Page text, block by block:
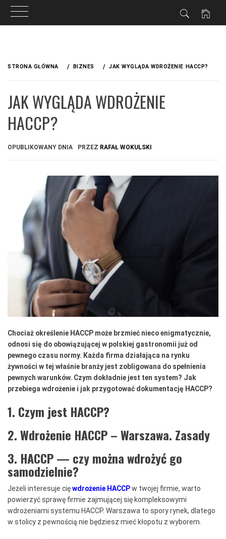
treściSTRONA GŁÓWNA BIZNES JAK WYGLĄDA WDROŻENIE HACCP?
JAK WYGLĄDA WDROŻENIE
HACCP?
OPUBLIKOWANY DNIA PRZEZ RAFAŁ WOKULSKI
Chociaż określenie HACCP może brzmieć nieco enigmatycznie,
odnosi się do obowiązującej w polskiej gastronomii już od
pewnego czasu normy. Każda firma działająca na rynku
żywności w tej właśnie branży jest zobligowana do spełnienia
pewnych warunków. Czym dokładnie jest ten system? Jak
przebiega wdrożenie i jak przygotować dokumentację HACCP?
1. Czym jest HACCP?
2. Wdrożenie HACCP – Warszawa. Zasady
3. HACCP — czy można wdrożyć go
samodzielnie?
Jeżeli interesuje cięwdrożenie HACCPw twojej firmie, warto
powierzyć sprawę firmie zajmującej się kompleksowymi
wdrożeniami systemu HACCP. Warszawa to spory rynek, dlatego
w stolicy z pewnością nie będziesz mieć kłopotu z wyborem.